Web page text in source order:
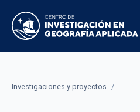
Investigaciones y proyectos /